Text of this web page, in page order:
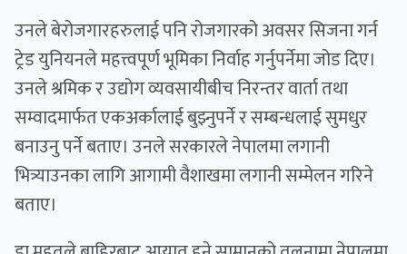
उनले बेरोजगारहरुलाई पनि रोजगारको अवसर सिजना गर्न
ट्रेड युनियनले महत्त्वपूर्ण भूमिका निर्वाह गर्नुपर्नेमा जोड दिए।
उनले श्रमिक र उद्योग व्यवसायीबीच निरन्तर वार्ता तथा
सम्वादमार्फत एकअर्कालाई बुझ्नुपर्ने र सम्बन्धलाई सुमधुर
बनाउनु पर्ने बताए। उनले सरकारले नेपालमा लगानी
भित्र्याउनका लागि आगामी वैशाखमा लगानी सम्मेलन गरिने
बताए।